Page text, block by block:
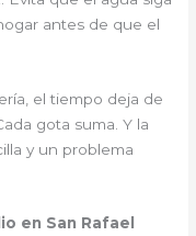
antes de que el
el tiempo deja de
gota suma. Y la
y un problema
en San Rafael